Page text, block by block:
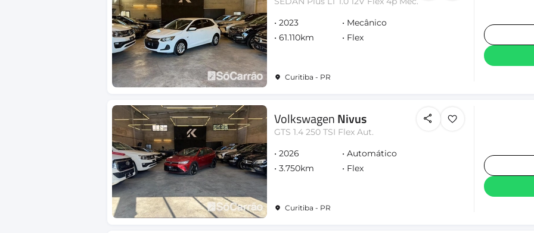
2023
Mecânico
61.110km
Flex
Curitiba - PR
VolkswagenNivus
GTS 1.4 250 TSI Flex Aut.
2026
Automático
3.750km
Flex
Curitiba - PR